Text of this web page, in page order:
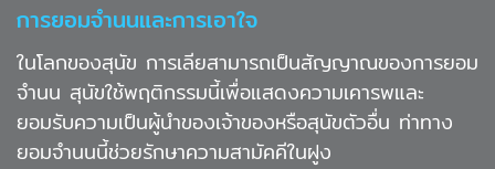
การยอมจำนนและการเอาใจ
ในโลกของสุนัข การเลียสามารถเป็นสัญญาณของการยอม
จำนน สุนัขใช้พฤติกรรมนี้เพื่อแสดงความเคารพและ
ยอมรับความเป็นผู้นำของเจ้าของหรือสุนัขตัวอื่น ท่าทาง
ยอมจำนนนี้ช่วยรักษาความสามัคคีในฝูง